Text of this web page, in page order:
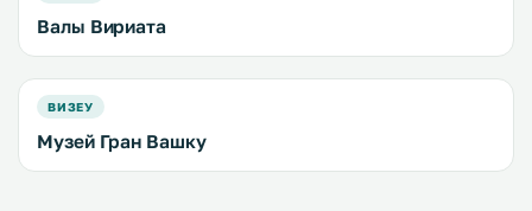
Валы Вириата
ВИЗЕУ
Музей Гран Вашку